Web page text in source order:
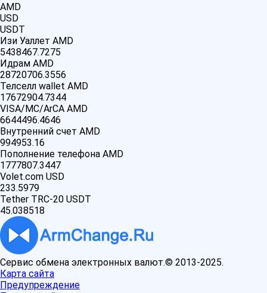
AMD
USD
USDT
Изи Уаллет AMD
5438467.7275
Идрам AMD
28720706.3556
Телселл wallet AMD
17672904.7344
VISA/MC/ArCA AMD
6644496.4646
Внутренний счет AMD
994953.16
Пополнение телефона AMD
1777807.3447
Volet.com USD
233.5979
Tether TRC-20 USDT
45.038518
Сервис обмена электронных валют.© 2013-2025.
Карта сайта
Предупреждение